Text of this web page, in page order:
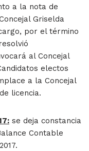
a la nota de
Griselda
por el término
al Concejal
electos
a la Concejal
licencia.
se deja constancia
Contable